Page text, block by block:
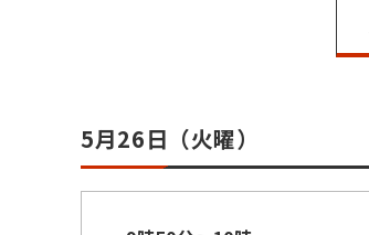
5月26日（火曜）